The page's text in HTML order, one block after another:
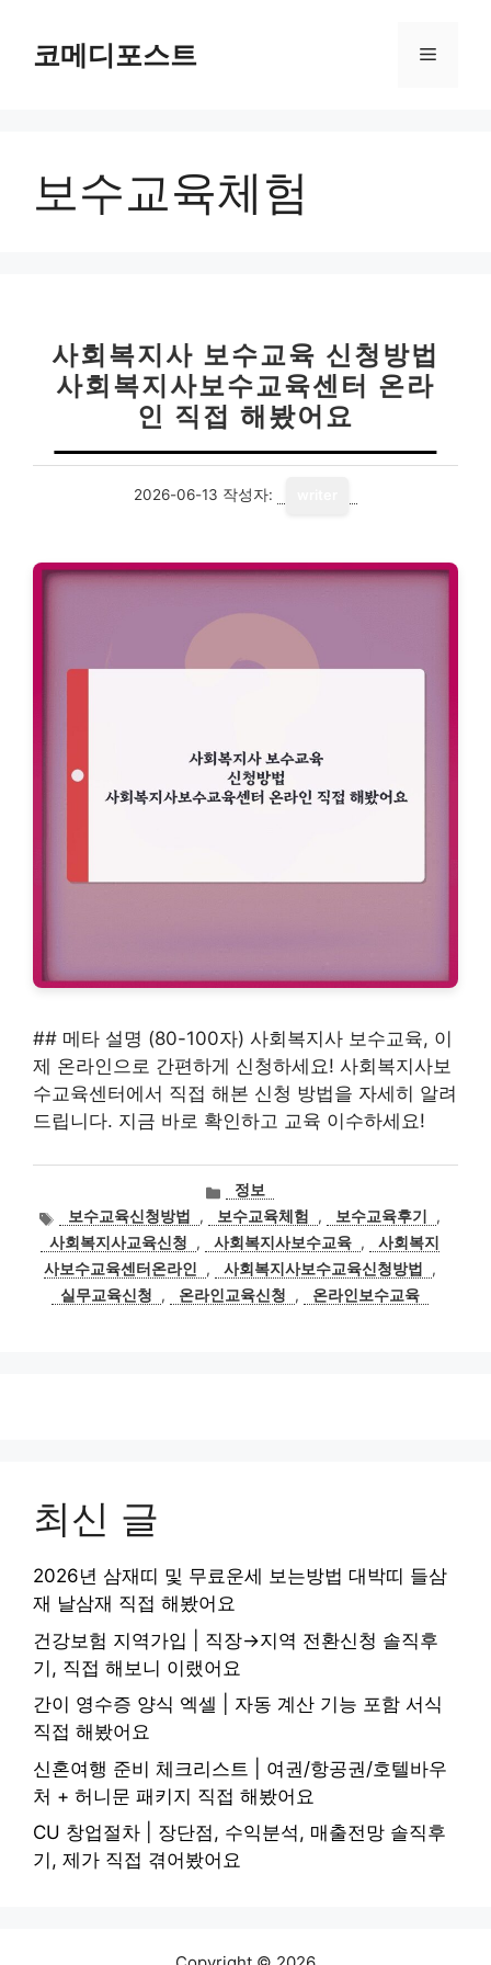
코메디포스트 메
보수교육체험
사회복지사 보수교육 신청방법
사회복지사보수교육센터 온라
인 직접 해봤어요
2026-06-13 작성자:
## 메타 설명 (80-100자) 사회복지사 보수교육, 이
제 온라인으로 간편하게 신청하세요! 사회복지사보
수교육센터에서 직접 해본 신청 방법을 자세히 알려
드립니다. 지금 바로 확인하고 교육 이수하세요!
카
테
고
리
정보
태
그
보수교육신청방법 , 보수교육체험 , 보수교육후기
,
사회복지사교육신청
, 사회복지사보수교육 ,
사회복지
사보수교육센터온라인
, 사회복지사보수교육신청방법
,
실무교육신청
, 온라인교육신청 , 온라인보수교육
최신 글
2026년 삼재띠 및 무료운세 보는방법 대박띠 들삼
재 날삼재 직접 해봤어요
건강보험 지역가입 | 직장→지역 전환신청 솔직후
기, 직접 해보니 이랬어요
간이 영수증 양식 엑셀 | 자동 계산 기능 포함 서식
직접 해봤어요
신혼여행 준비 체크리스트 | 여권/항공권/호텔바우
처 + 허니문 패키지 직접 해봤어요
CU 창업절차 | 장단점, 수익분석, 매출전망 솔직후
기, 제가 직접 겪어봤어요